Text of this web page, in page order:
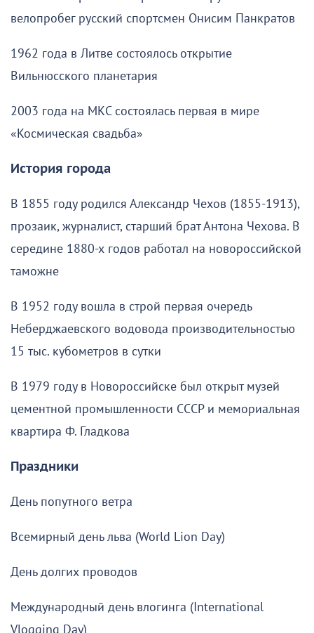
велопробег русский спортсмен Онисим Панкратов
1962 года в Литве состоялось открытие
Вильнюсского планетария
2003 года на МКС состоялась первая в мире
«Космическая свадьба»
История города
В 1855 году родился Александр Чехов (1855-1913),
прозаик, журналист, старший брат Антона Чехова. В
середине 1880-х годов работал на новороссийской
таможне
В 1952 году вошла в строй первая очередь
Неберджаевского водовода производительностью
15 тыс. кубометров в сутки
В 1979 году в Новороссийске был открыт музей
цементной промышленности СССР и мемориальная
квартира Ф. Гладкова
Праздники
День попутного ветра
Всемирный день льва (World Lion Day)
День долгих проводов
Международный день влогинга (International
Vlogging Day)